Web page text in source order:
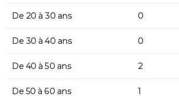
De 20 à 30 ans 0
De 30 à 40 ans 0
De 40 à 50 ans 2
De 50 à 60 ans 1